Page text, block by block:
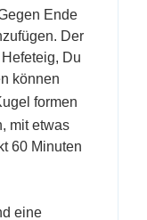
Ende
Der
Du
können
formen
mit etwas
60 Minuten
eine